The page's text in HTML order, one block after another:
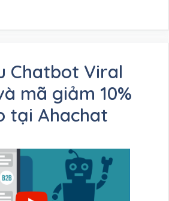
Chatbot Viral
mã giảm 10%
tại Ahachat